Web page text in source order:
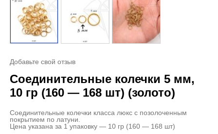
Добавьте свой отзыв
Соединительные колечки 5 мм,
10 гр (160 — 168 шт) (золото)
Соединительные колечки класса люкс с позолоченным
покрытием по латуни.
Цена указана за 1 упаковку — 10 гр (160 — 168 шт)